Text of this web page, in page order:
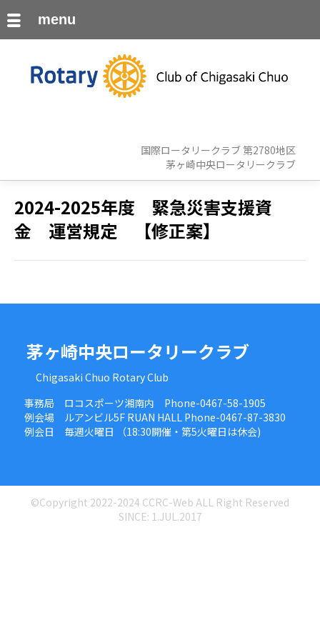
国際ロータリークラブ 第2780地区
茅ヶ崎中央ロータリークラブ
2024-2025年度 緊急災害支援資
金 運営規定 【修正案】
茅ヶ崎中央ロータリークラブ
Chigasaki Chuo Rotary Club
事務局 ロコスポーツ湘南内 Phone-0467-58-1905
例会場 ルアンビル5F RUAN HALL Phone-0467-87-3830
例会日 毎週火曜日 （18:30開催・第5火曜日は休会)
©Copyright 2022-2024 CCRC-Web ALL Right Reserved
SINCE: 1.JUL.2017
menu